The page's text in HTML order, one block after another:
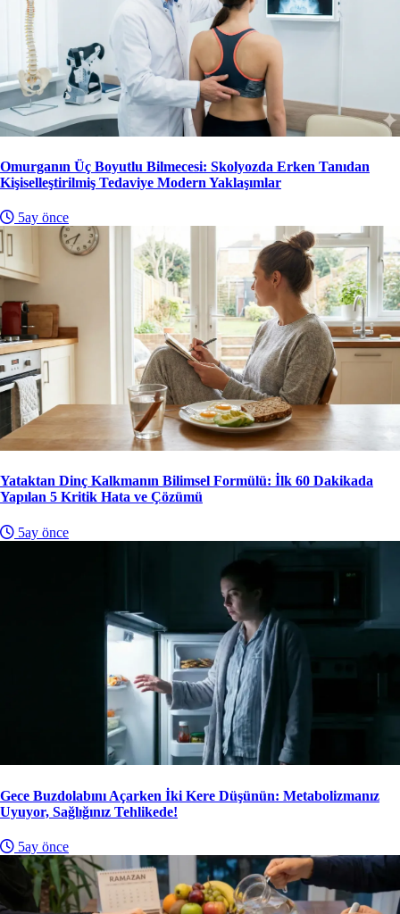
Omurganın Üç Boyutlu Bilmecesi: Skolyozda Erken Tanıdan
Kişiselleştirilmiş Tedaviye Modern Yaklaşımlar
5ay önce
Yataktan Dinç Kalkmanın Bilimsel Formülü: İlk 60 Dakikada
Yapılan 5 Kritik Hata ve Çözümü
5ay önce
Gece Buzdolabını Açarken İki Kere Düşünün: Metabolizmanız
Uyuyor, Sağlığınız Tehlikede!
5ay önce